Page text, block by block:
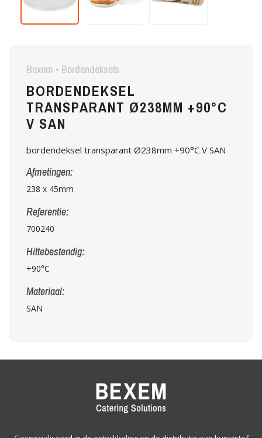
Bexem • Bordendeksels
BORDENDEKSEL
TRANSPARANT Ø238MM +90°C
V SAN
bordendeksel transparant Ø238mm +90°C V SAN
Afmetingen:
238 x 45mm
Referentie:
700240
Hittebestendig:
+90°C
Materiaal:
SAN